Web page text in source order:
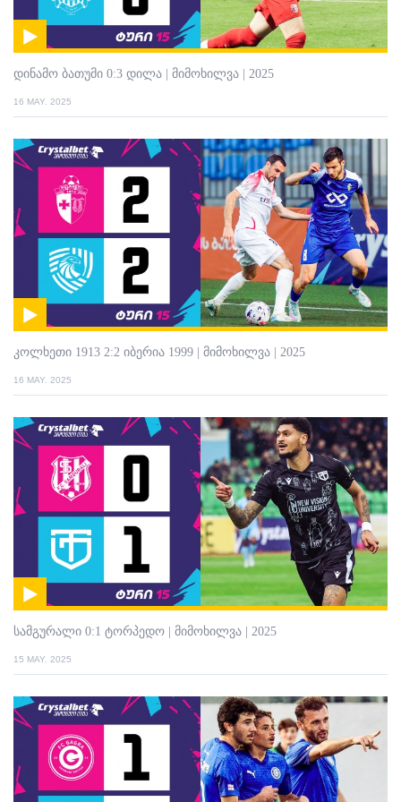
დინამო ბათუმი 0:3 დილა | მიმოხილვა | 2025
16 MAY. 2025
კოლხეთი 1913 2:2 იბერია 1999 | მიმოხილვა | 2025
16 MAY. 2025
სამგურალი 0:1 ტორპედო | მიმოხილვა | 2025
15 MAY. 2025